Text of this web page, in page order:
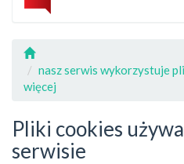
nasz serwis wykorzystuje
więcej
Pliki cookies
serwisie